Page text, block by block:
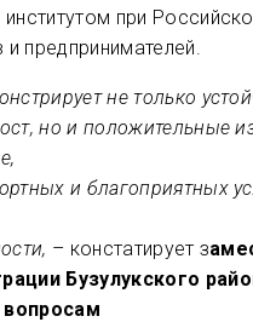
при
предпринимателей.
не только
но и положительные
и благоприятных
– констатирует з
Бузулукского